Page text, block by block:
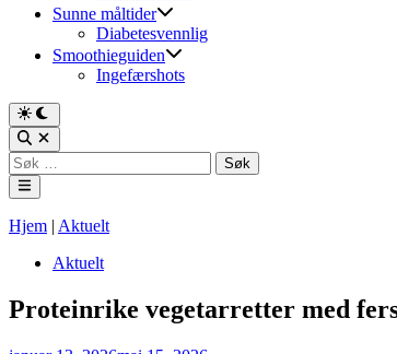
Sunne måltider
Diabetesvennlig
Smoothieguiden
Ingefærshots
Switch
to
dark
mode
Open
Search
Søk
etter:
Main
Menu
Hjem | Aktuelt
Posted Aktuelt
Proteinrike vegetarretter med